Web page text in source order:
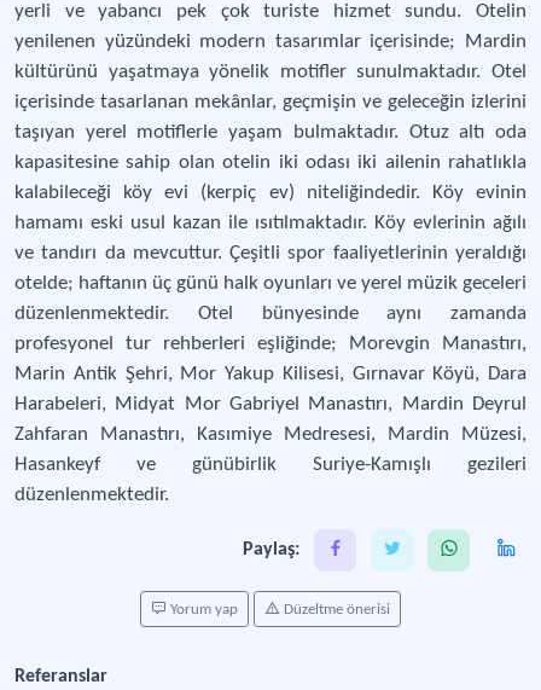
yerli ve yabancı pek çok turiste hizmet sundu. Otelin
yenilenen yüzündeki modern tasarımlar içerisinde; Mardin
kültürünü yaşatmaya yönelik motifler sunulmaktadır. Otel
içerisinde tasarlanan mekânlar, geçmişin ve geleceğin izlerini
taşıyan yerel motiflerle yaşam bulmaktadır. Otuz altı oda
kapasitesine sahip olan otelin iki odası iki ailenin rahatlıkla
kalabileceği köy evi (kerpiç ev) niteliğindedir. Köy evinin
hamamı eski usul kazan ile ısıtılmaktadır. Köy evlerinin ağılı
ve tandırı da mevcuttur. Çeşitli spor faaliyetlerinin yeraldığı
otelde; haftanın üç günü halk oyunları ve yerel müzik geceleri
düzenlenmektedir. Otel bünyesinde aynı zamanda
profesyonel tur rehberleri eşliğinde; Morevgin Manastırı,
Marin Antik Şehri, Mor Yakup Kilisesi, Gırnavar Köyü, Dara
Harabeleri, Midyat Mor Gabriyel Manastırı, Mardin Deyrul
Zahfaran Manastırı, Kasımiye Medresesi, Mardin Müzesi,
Hasankeyf ve günübirlik Suriye-Kamışlı gezileri
düzenlenmektedir.
Paylaş:
Yorum yap Düzeltme önerisi
Referanslar